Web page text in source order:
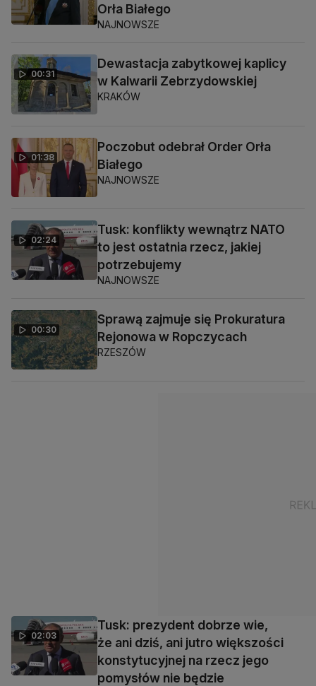
Orła Białego
NAJNOWSZE
00:31
Dewastacja zabytkowej kaplicy
w Kalwarii Zebrzydowskiej
KRAKÓW
01:38
Poczobut odebrał Order Orła
Białego
NAJNOWSZE
02:24
Tusk: konflikty wewnątrz NATO
to jest ostatnia rzecz, jakiej
potrzebujemy
NAJNOWSZE
00:30
Sprawą zajmuje się Prokuratura
Rejonowa w Ropczycach
RZESZÓW
02:03
Tusk: prezydent dobrze wie,
że ani dziś, ani jutro większości
konstytucyjnej na rzecz jego
pomysłów nie będzie